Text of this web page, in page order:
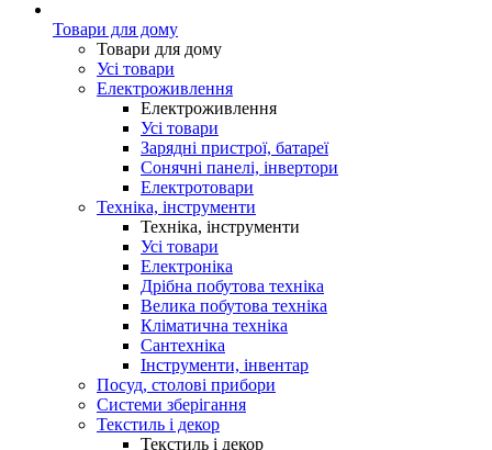
Товари для дому
Товари для дому
Усі товари
Електроживлення
Електроживлення
Усі товари
Зарядні пристрої, батареї
Сонячні панелі, інвертори
Електротовари
Техніка, інструменти
Техніка, інструменти
Усі товари
Електроніка
Дрібна побутова техніка
Велика побутова техніка
Кліматична техніка
Сантехніка
Інструменти, інвентар
Посуд, столові прибори
Системи зберігання
Текстиль і декор
Текстиль і декор